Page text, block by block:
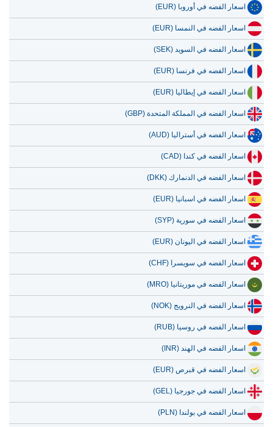
اسعار الفضه في النمسا (EUR)
اسعار الفضه في السويد (SEK)
اسعار الفضه في فرنسا (EUR)
اسعار الفضه في إيطاليا (EUR)
اسعار الفضه في المملكة المتحدة (GBP)
اسعار الفضه في أستراليا (AUD)
اسعار الفضه في كندا (CAD)
اسعار الفضه في الدنمارك (DKK)
اسعار الفضه في اسبانيا (EUR)
اسعار الفضه في سورية (SYP)
اسعار الفضه في اليونان (EUR)
اسعار الفضه في سويسرا (CHF)
اسعار الفضه في موريتانيا (MRO)
اسعار الفضه في النرويج (NOK)
اسعار الفضه في روسيا (RUB)
اسعار الفضه في الهند (INR)
اسعار الفضه في قبرص (EUR)
اسعار الفضه في جورجيا (GEL)
اسعار الفضه في بولندا (PLN)
اسعار الفضه في السنغال (XOF)